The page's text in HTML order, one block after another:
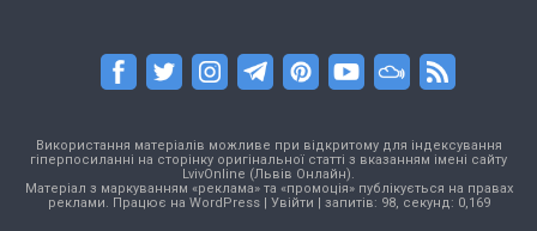
Використання матеріалів можливе при відкритому для індексування
гіперпосиланні на сторінку оригінальної статті з вказанням імені сайту
LvivOnline (Львів Онлайн).
Матеріал з маркуванням «реклама» та «промоція» публікується на правах
реклами. Працює на WordPress| Увійти | запитів: 98, секунд: 0,169